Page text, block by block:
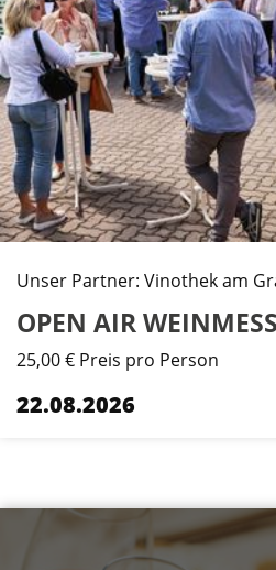
Unser Partner: Vinothek am
OPEN AIR
25,00 € Preis pro Person
22.08.2026